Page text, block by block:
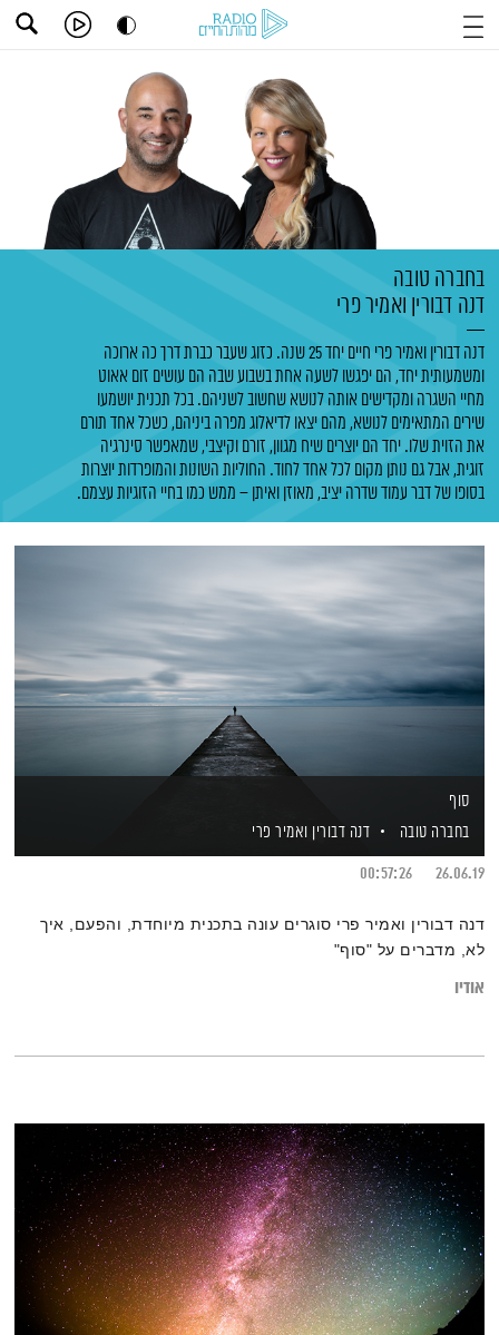
בחברה טובה
דנה דבורין ואמיר פרי
דנה דבורין ואמיר פרי חיים יחד 25 שנה. כזוג שעבר כברת דרך כה ארוכה
ומשמעותית יחד, הם יפגשו לשעה אחת בשבוע שבה הם עושים זום אאוט
מחיי השגרה ומקדישים אותה לנושא שחשוב לשניהם. בכל תכנית יושמעו
שירים המתאימים לנושא, מהם יצאו לדיאלוג מפרה ביניהם, כשכל אחד תורם
את הזוית שלו. יחד הם יוצרים שיח מגוון, זורם וקיצבי, שמאפשר סינרגיה
זוגית, אבל גם נותן מקום לכל אחד לחוד. החוליות השונות והמופרדות יוצרות
בסופו של דבר עמוד שדרה יציב, מאוזן ואיתן – ממש כמו בחיי הזוגיות עצמם.
סוף
בחברה טובה
דנה דבורין ואמיר פרי
26.06.19
00:57:26
דנה דבורין ואמיר פרי סוגרים עונה בתכנית מיוחדת, והפעם, איך
לא, מדברים על "סוף"
אודיו